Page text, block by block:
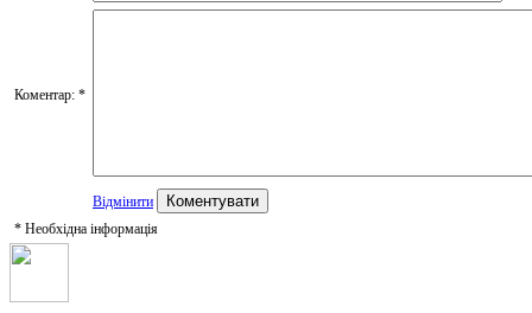
Коментар: *
Відмінити
* Необхідна інформація